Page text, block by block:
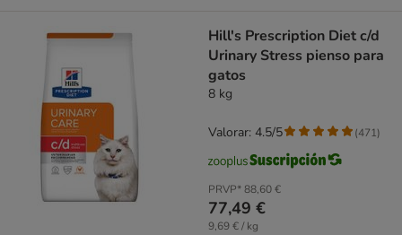
Hill's Prescription Diet c/d
Urinary Stress pienso para
gatos
8 kg
PRVP*88,60 €
77,49 €
9,69 € / kg
Valorar: 4.5/5 (471)